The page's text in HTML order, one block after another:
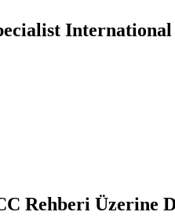
Rehberi Üzerine